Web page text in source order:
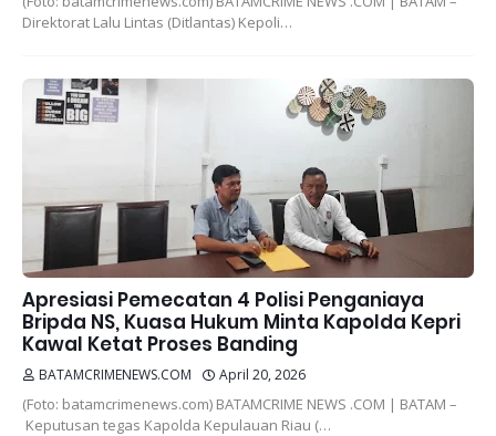
Direktorat Lalu Lintas (Ditlantas) Kepoli…
Apresiasi Pemecatan 4 Polisi Penganiaya
Bripda NS, Kuasa Hukum Minta Kapolda Kepri
Kawal Ketat Proses Banding
BATAMCRIMENEWS.COM April 20, 2026
(Foto: batamcrimenews.com) BATAMCRIME NEWS .COM | BATAM –
Keputusan tegas Kapolda Kepulauan Riau (…